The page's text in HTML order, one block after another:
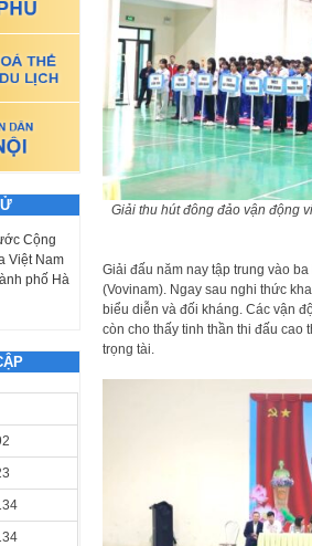
Giải thu hút đông đảo vận động
Giải đấu năm nay tập trung vào
(Vovinam). Ngay sau nghi thức
biểu diễn và đối kháng. Các vận
còn cho thấy tinh thần thi đấu
trọng tài.
Cộng
Việt Nam
phố Hà